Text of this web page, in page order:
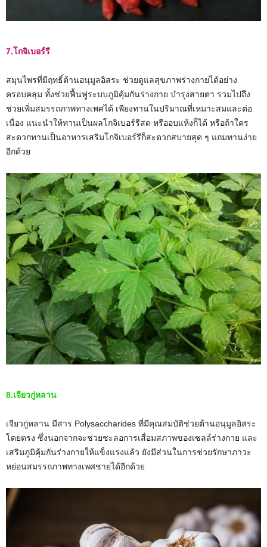
7.โกจิเบอร์รี
สมุนไพรที่มีฤทธิ์ต้านอนุมูลอิสระ ช่วยดูแลสุขภาพร่างกายได้อย่าง
ครอบคลุม ทั้งช่วยฟื้นฟูระบบภูมิคุ้มกันร่างกาย บำรุงสายตา รวมไปถึง
ช่วยเพิ่มสมรรถภาพทางเพศได้ เพียงทานในปริมาณที่เหมาะสมและต่อ
เนื่อง แนะนำให้ทานเป็นผลโกจิเบอร์รีสด หรืออบแห้งก็ได้ หรือถ้าใคร
สะดวกทานเป็นอาหารเสริมโกจิเบอร์รีก็สะดวกสบายสุด ๆ แถมทานง่าย
อีกด้วย
8.เจียวกู่หลาน
เจียวกู่หลาน มีสาร Polysaccharides ที่มีคุณสมบัติช่วยต้านอนุมูลอิสระ
โดยตรง ซึ่งนอกจากจะช่วยชะลอการเสื่อมสภาพของเซลล์ร่างกาย และ
เสริมภูมิคุ้มกันร่างกายให้แข็งแรงแล้ว ยังมีส่วนในการช่วยรักษาภาวะ
หย่อนสมรรถภาพทางเพศชายได้อีกด้วย